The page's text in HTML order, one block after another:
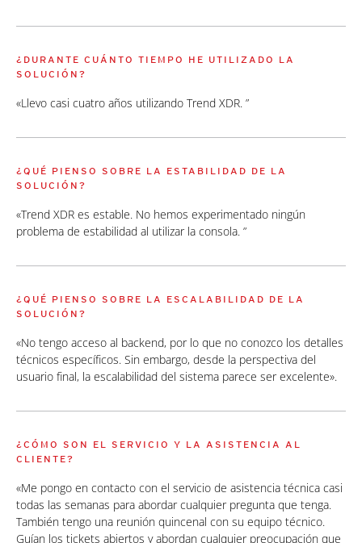
¿DURANTE CUÁNTO TIEMPO HE UTILIZADO LA
SOLUCIÓN?
«Llevo casi cuatro años utilizando Trend XDR. ”
¿QUÉ PIENSO SOBRE LA ESTABILIDAD DE LA
SOLUCIÓN?
«Trend XDR es estable. No hemos experimentado ningún
problema de estabilidad al utilizar la consola. ”
¿QUÉ PIENSO SOBRE LA ESCALABILIDAD DE LA
SOLUCIÓN?
«No tengo acceso al backend, por lo que no conozco los detalles
técnicos específicos. Sin embargo, desde la perspectiva del
usuario final, la escalabilidad del sistema parece ser excelente».
¿CÓMO SON EL SERVICIO Y LA ASISTENCIA AL
CLIENTE?
«Me pongo en contacto con el servicio de asistencia técnica casi
todas las semanas para abordar cualquier pregunta que tenga.
También tengo una reunión quincenal con su equipo técnico.
Guían los tickets abiertos y abordan cualquier preocupación que